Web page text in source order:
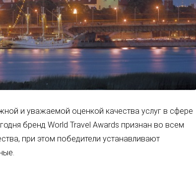
и уважаемой оценкой качества услуг в сфере
бренд World Travel Awards признан во всем
при этом победители устанавливают